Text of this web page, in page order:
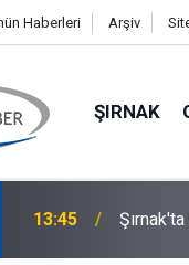
Haberleri Arşiv
ŞIRNAK
13:24